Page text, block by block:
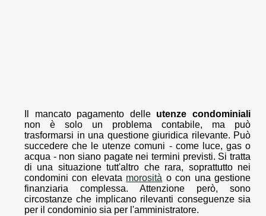
Il mancato pagamento delle utenze condominiali
non è solo un problema contabile, ma può
trasformarsi in una questione giuridica rilevante. Può
succedere che le utenze comuni - come luce, gas o
acqua - non siano pagate nei termini previsti. Si tratta
di una situazione tutt'altro che rara, soprattutto nei
condomini con elevata morosità o con una gestione
finanziaria complessa. Attenzione però, sono
circostanze che implicano rilevanti conseguenze sia
per il condominio sia per l'amministratore.